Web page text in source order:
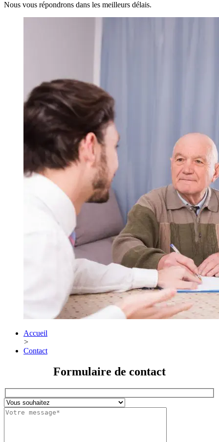
Nous vous répondrons dans les meilleurs délais.
Accueil
>
Contact
Formulaire de contact